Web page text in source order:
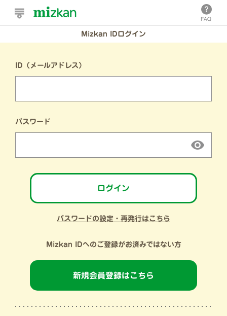
Mizkan IDログイン
ID（メールアドレス）
パスワード
ログイン
パスワードの設定・再発行はこちら
Mizkan IDへのご登録がお済みではない方
新規会員登録はこちら